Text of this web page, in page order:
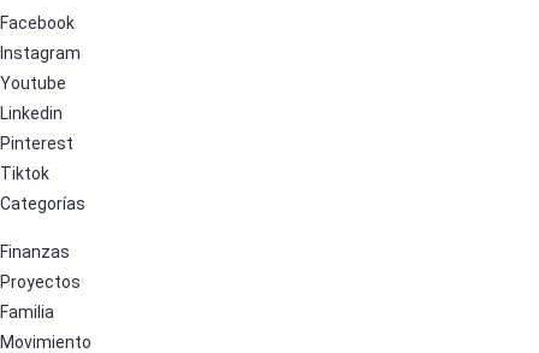
Facebook
Instagram
Youtube
Linkedin
Pinterest
Tiktok
Categorías
Finanzas
Proyectos
Familia
Movimiento